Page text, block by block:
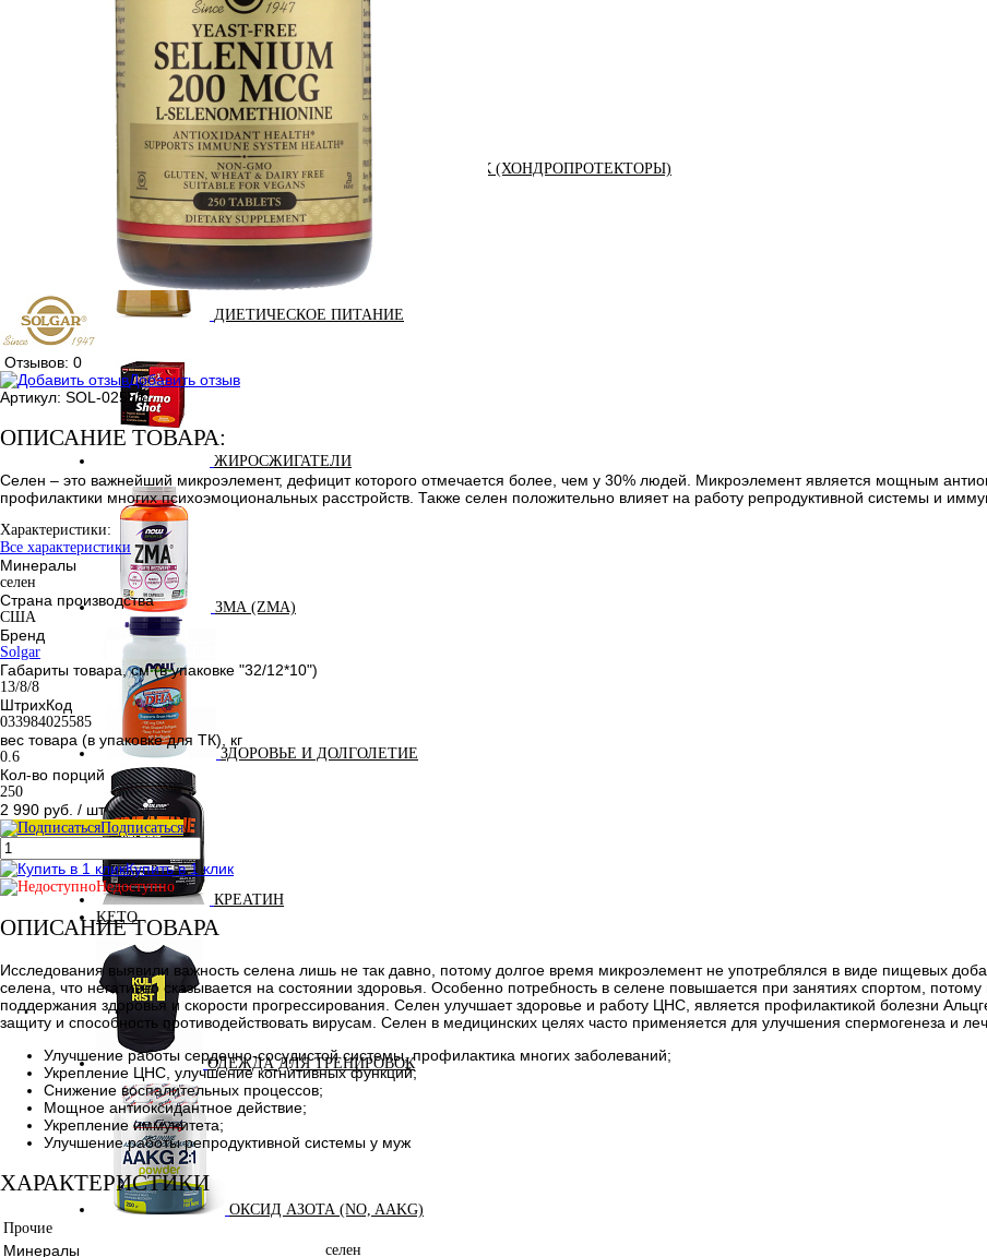
АКСЕССУАРЫ
ДОБАВКИ ДЛЯ СУСТАВОВ И СВЯЗОК (ХОНДРОПРОТЕКТОРЫ)
ДИЕТИЧЕСКОЕ ПИТАНИЕ
ЖИРОСЖИГАТЕЛИ
ЗМА (ZMA)
ЗДОРОВЬЕ И ДОЛГОЛЕТИЕ
КРЕАТИН
KETO
ОДЕЖДА ДЛЯ ТРЕНИРОВОК
ОКСИД АЗОТА (NO, AAKG)
Отзывов: 0
Добавить отзыв
Артикул: SOL-02558
ОПИСАНИЕ ТОВАРА:
Селен – это важнейший микроэлемент, дефицит которого отмечается более, чем у 30% людей. Микроэлемент является мощным
профилактики многих психоэмоциональных расстройств. Также селен положительно влияет на работу репродуктивной системы и
Характеристики:
Все характеристики
Минералы
селен
Страна производства
США
Бренд
Solgar
Габариты товара, см (в упаковке "32/12*10")
13/8/8
ШтрихКод
033984025585
вес товара (в упаковке для ТК), кг
0.6
Кол-во порций
250
2 990 руб. / шт
Подписаться
Купить в 1 клик
Недоступно
ОПИСАНИЕ ТОВАРА
Исследования выявили важность селена лишь не так давно, потому долгое время микроэлемент не употреблялся в виде пищевых
селена, что негативно сказывается на состоянии здоровья. Особенно потребность в селене повышается при занятиях спортом,
поддержания здоровья и скорости прогрессирования. Селен улучшает здоровье и работу ЦНС, является профилактикой болезни
защиту и способность противодействовать вирусам. Селен в медицинских целях часто применяется для улучшения спермогенеза и
Улучшение работы сердечно-сосудистой системы, профилактика многих заболеваний;
Укрепление ЦНС, улучшение когнитивных функций;
Снижение воспалительных процессов;
Мощное антиоксидантное действие;
Укрепление иммунитета;
Улучшение работы репродуктивной системы у муж
ХАРАКТЕРИСТИКИ
Прочие
Минералы селен